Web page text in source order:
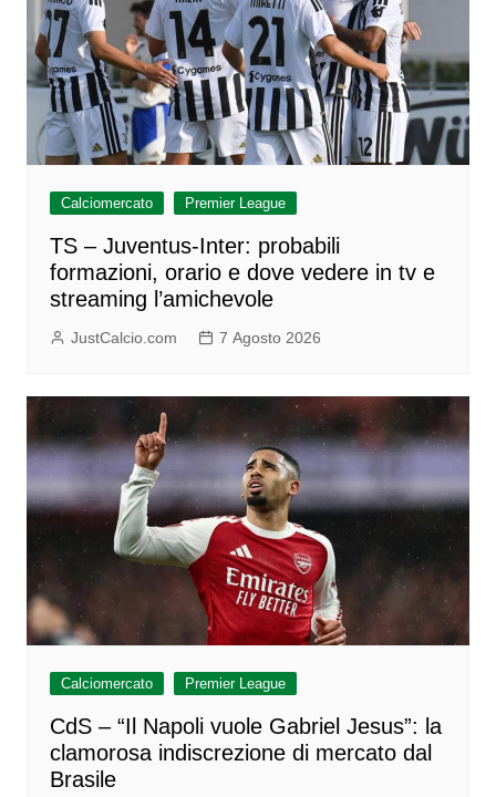
Calciomercato Premier League
TS – Juventus-Inter: probabili
formazioni, orario e dove vedere in tv e
streaming l’amichevole
JustCalcio.com 7 Agosto 2026
Calciomercato Premier League
CdS – “Il Napoli vuole Gabriel Jesus”: la
clamorosa indiscrezione di mercato dal
Brasile